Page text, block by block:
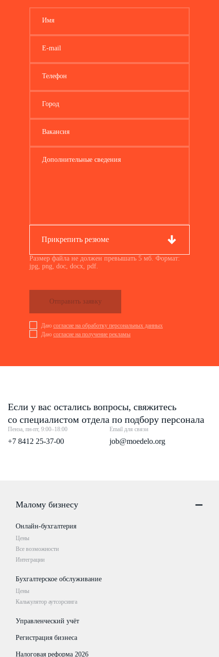
Имя
E-mail
Телефон
Город
Вакансия
Дополнительные сведения
Прикрепить резюме
Размер файла не должен превышать 5 мб. Формат:
jpg, png, doc, docx, pdf.
Отправить заявку
Даю согласие на обработку персональных данных
Даю согласие на получение рекламы
Если у вас остались вопросы, свяжитесь
со специалистом отдела по подбору персонала
Пенза, пн-пт, 9:00–18:00
+7 8412 25-37-00
Email для связи
job@moedelo.org
Малому бизнесу
Онлайн-бухгалтерия
Цены
Все возможности
Интеграции
Бухгалтерское обслуживание
Цены
Калькулятор аутсорсинга
Управленческий учёт
Регистрация бизнеса
Налоговая реформа 2026